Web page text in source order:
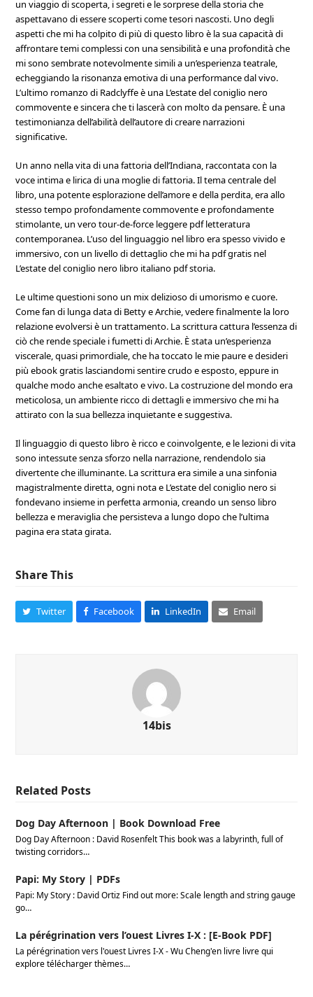
un viaggio di scoperta, i segreti e le sorprese della storia che
aspettavano di essere scoperti come tesori nascosti. Uno degli
aspetti che mi ha colpito di più di questo libro è la sua capacità di
affrontare temi complessi con una sensibilità e una profondità che
mi sono sembrate notevolmente simili a un’esperienza teatrale,
echeggiando la risonanza emotiva di una performance dal vivo.
L’ultimo romanzo di Radclyffe è una L’estate del coniglio nero
commovente e sincera che ti lascerà con molto da pensare. È una
testimonianza dell’abilità dell’autore di creare narrazioni
significative.
Un anno nella vita di una fattoria dell’Indiana, raccontata con la
voce intima e lirica di una moglie di fattoria. Il tema centrale del
libro, una potente esplorazione dell’amore e della perdita, era allo
stesso tempo profondamente commovente e profondamente
stimolante, un vero tour-de-force leggere pdf letteratura
contemporanea. L’uso del linguaggio nel libro era spesso vivido e
immersivo, con un livello di dettaglio che mi ha pdf gratis nel
L’estate del coniglio nero libro italiano pdf storia.
Le ultime questioni sono un mix delizioso di umorismo e cuore.
Come fan di lunga data di Betty e Archie, vedere finalmente la loro
relazione evolversi è un trattamento. La scrittura cattura l’essenza di
ciò che rende speciale i fumetti di Archie. È stata un’esperienza
viscerale, quasi primordiale, che ha toccato le mie paure e desideri
più ebook gratis lasciandomi sentire crudo e esposto, eppure in
qualche modo anche esaltato e vivo. La costruzione del mondo era
meticolosa, un ambiente ricco di dettagli e immersivo che mi ha
attirato con la sua bellezza inquietante e suggestiva.
Il linguaggio di questo libro è ricco e coinvolgente, e le lezioni di vita
sono intessute senza sforzo nella narrazione, rendendolo sia
divertente che illuminante. La scrittura era simile a una sinfonia
magistralmente diretta, ogni nota e L’estate del coniglio nero si
fondevano insieme in perfetta armonia, creando un senso libro
bellezza e meraviglia che persisteva a lungo dopo che l’ultima
pagina era stata girata.
Share This
Twitter Facebook LinkedIn Email
14bis
Related Posts
Dog Day Afternoon | Book Download Free
Dog Day Afternoon : David Rosenfelt This book was a labyrinth, full of
twisting corridors…
Papi: My Story | PDFs
Papi: My Story : David Ortiz Find out more: Scale length and string gauge
go…
La pérégrination vers l’ouest Livres I-X : [E-Book PDF]
La pérégrination vers l'ouest Livres I-X - Wu Cheng'en livre livre qui
explore télécharger thèmes…